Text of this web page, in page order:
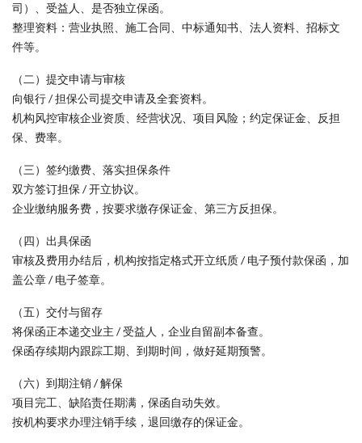
司）、受益人、是否独立保函。
整理资料：营业执照、施工合同、中标通知书、法人资料、招标文
件等。
（二）提交申请与审核
向银行 / 担保公司提交申请及全套资料。
机构风控审核企业资质、经营状况、项目风险；约定保证金、反担
保、费率。
（三）签约缴费、落实担保条件
双方签订担保 / 开立协议。
企业缴纳服务费，按要求缴存保证金、第三方反担保。
（四）出具保函
审核及费用办结后，机构按指定格式开立纸质 / 电子预付款保函，加
盖公章 / 电子签章。
（五）交付与留存
将保函正本递交业主 / 受益人，企业自留副本备查。
保函存续期内跟踪工期、到期时间，做好延期预警。
（六）到期注销 / 解保
项目完工、缺陷责任期满，保函自动失效。
按机构要求办理注销手续，退回缴存的保证金。